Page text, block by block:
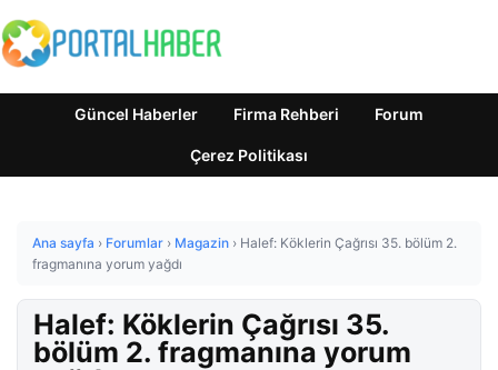
Güncel Haberler Firma Rehberi Forum
Çerez Politikası
Ana sayfa › Forumlar › Magazin › Halef: Köklerin Çağrısı 35. bölüm 2.
fragmanına yorum yağdı
Halef: Köklerin Çağrısı 35.
bölüm 2. fragmanına yorum